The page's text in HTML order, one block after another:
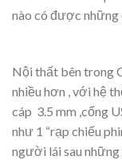
nào có được những
Nội thất bên trong
nhiều hơn , với hệ
cáp 3.5 mm ,cổng
như 1 “rạp chiếu
người lái sau những